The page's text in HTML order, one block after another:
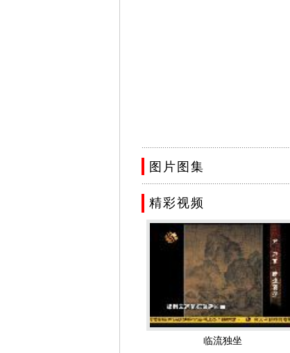
出雪岭高寒的气氛。
《雪景寒林图》(天津市艺术博物
《溪山行旅图》(台北故宫博物院
岩石皴纹历历可辨，显示出一种
小如蚁，然却真实生动，使人仿
范宽的绘画在宋时即已出名，《
图》《雪景寒林图》等。
范宽发展了荆浩的北方山水画派
越唐世者，李成、董源、范宽三
作出很高的评价。据文献所载，
图片图集
精彩视频
临流独坐